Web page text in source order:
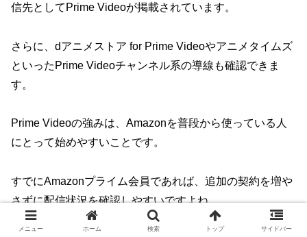
信先としてPrime Videoが掲載されています。
さらに、dアニメストア for Prime Videoやアニメタイムズ
といったPrime Videoチャンネル系の導線も確認できま
す。
Prime Videoの強みは、Amazonを普段から使っている人
にとって始めやすいことです。
すでにAmazonプライム会員であれば、追加の契約を増や
さずに配信状況を確認しやすいですよね。
メニュー ホーム 検索 トップ サイドバー